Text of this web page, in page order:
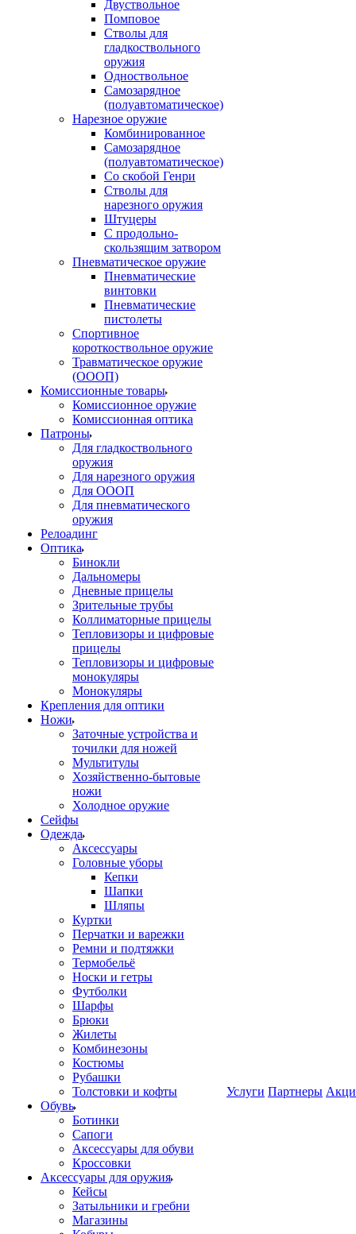
Двуствольное
Помповое
Стволы для
гладкоствольного
оружия
Одноствольное
Самозарядное
(полуавтоматическое)
Нарезное оружие
Комбинированное
Самозарядное
(полуавтоматическое)
Со скобой Генри
Стволы для
нарезного оружия
Штуцеры
С продольно-
скользящим затвором
Пневматическое оружие
Пневматические
винтовки
Пневматические
пистолеты
Спортивное
короткоствольное оружие
Травматическое оружие
(ОООП)
Комиссионные товары
Комиссионное оружие
Комиссионная оптика
Патроны
Для гладкоствольного
оружия
Для нарезного оружия
Для ОООП
Для пневматического
оружия
Релоадинг
Оптика
Бинокли
Дальномеры
Дневные прицелы
Зрительные трубы
Коллиматорные прицелы
Тепловизоры и цифровые
прицелы
Тепловизоры и цифровые
монокуляры
Монокуляры
Крепления для оптики
Ножи
Заточные устройства и
точилки для ножей
Мультитулы
Хозяйственно-бытовые
ножи
Холодное оружие
Сейфы
Одежда
Аксессуары
Головные уборы
Кепки
Шапки
Шляпы
Куртки
Перчатки и варежки
Ремни и подтяжки
Термобельё
Носки и гетры
Футболки
Шарфы
Брюки
Жилеты
Комбинезоны
Костюмы
Рубашки
Толстовки и кофты
Обувь
Ботинки
Сапоги
Аксессуары для обуви
Кроссовки
Аксессуары для оружия
Кейсы
Затыльники и гребни
Магазины
Услуги Партнеры